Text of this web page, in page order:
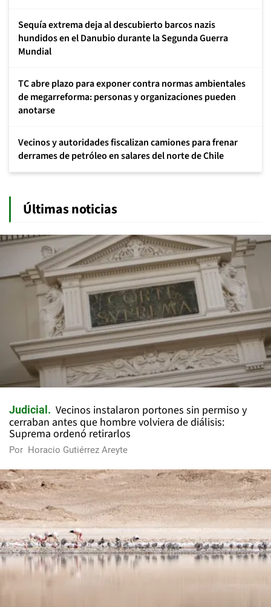
Sequía extrema deja al descubierto barcos nazis
hundidos en el Danubio durante la Segunda Guerra
Mundial
TC abre plazo para exponer contra normas ambientales
de megarreforma: personas y organizaciones pueden
anotarse
Vecinos y autoridades fiscalizan camiones para frenar
derrames de petróleo en salares del norte de Chile
Últimas noticias
Judicial
Vecinos instalaron portones sin permiso y
cerraban antes que hombre volviera de diálisis:
Suprema ordenó retirarlos
Por Horacio Gutiérrez Areyte